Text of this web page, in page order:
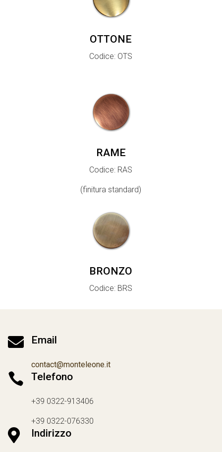
OTTONE
Codice: OTS
RAME
Codice: RAS
(finitura standard)
BRONZO
Codice: BRS
 Email
contact@monteleone.it
 Telefono
+39 0322-913406
+39 0322-076330
 Indirizzo